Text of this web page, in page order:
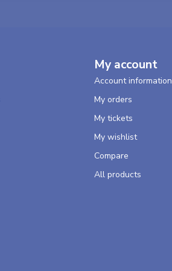
My account
Account information
My orders
My tickets
My wishlist
Compare
All products